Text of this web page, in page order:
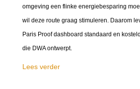
omgeving een flinke energiebesparing
wil deze route graag stimuleren. Daarom
Paris Proof dashboard standaard en
die DWA ontwerpt.
Lees verder